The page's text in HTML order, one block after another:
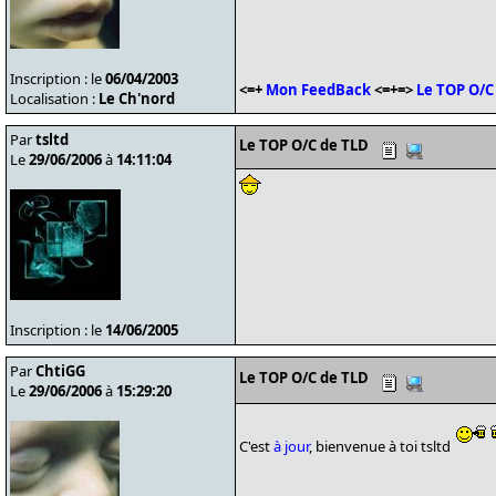
Inscription : le06/04/2003
Localisation : Le Ch'nord <=+ Mon FeedBack<=+=> Le TOP O/C
Partsltd
Le29/06/2006à 14:11:04
Inscription : le 14/06/2005
Le TOP O/C de TLD
ParChtiGG
Le29/06/2006à 15:29:20
Le TOP O/C de TLD
C'està jour, bienvenue à toi tsltd